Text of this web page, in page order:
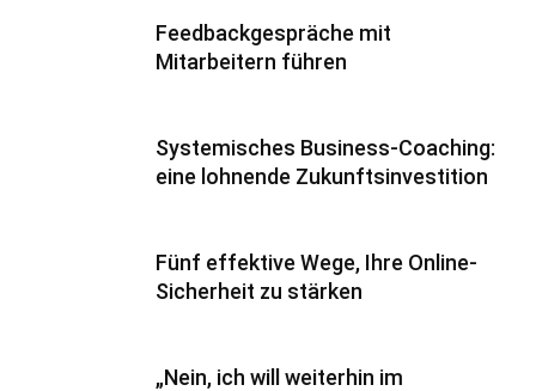
Feedbackgespräche mit
Mitarbeitern führen
Systemisches Business-Coaching:
eine lohnende Zukunftsinvestition
Fünf effektive Wege, Ihre Online-
Sicherheit zu stärken
„Nein, ich will weiterhin im